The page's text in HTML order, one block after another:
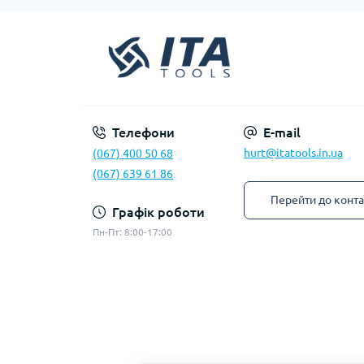
Телефони
(067) 400 50 68
(067) 639 61 86
Графік роботи
Пн-Пт: 8:00-17:00
E-mail
hurt@itatools.in.ua
Перейти до